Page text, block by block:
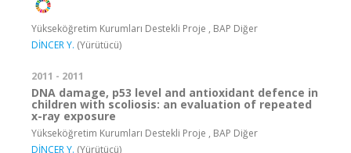
Yükseköğretim Kurumları Destekli Proje , BAP Diğer
DİNCER Y. (Yürütücü)
2011 - 2011
DNA damage, p53 level and antioxidant defence in
children with scoliosis: an evaluation of repeated
x-ray exposure
Yükseköğretim Kurumları Destekli Proje , BAP Diğer
DİNCER Y. (Yürütücü)